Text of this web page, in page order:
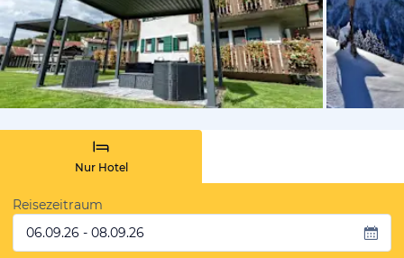
von
Nur Hotel
Reisezeitraum
06.09.26 - 08.09.26